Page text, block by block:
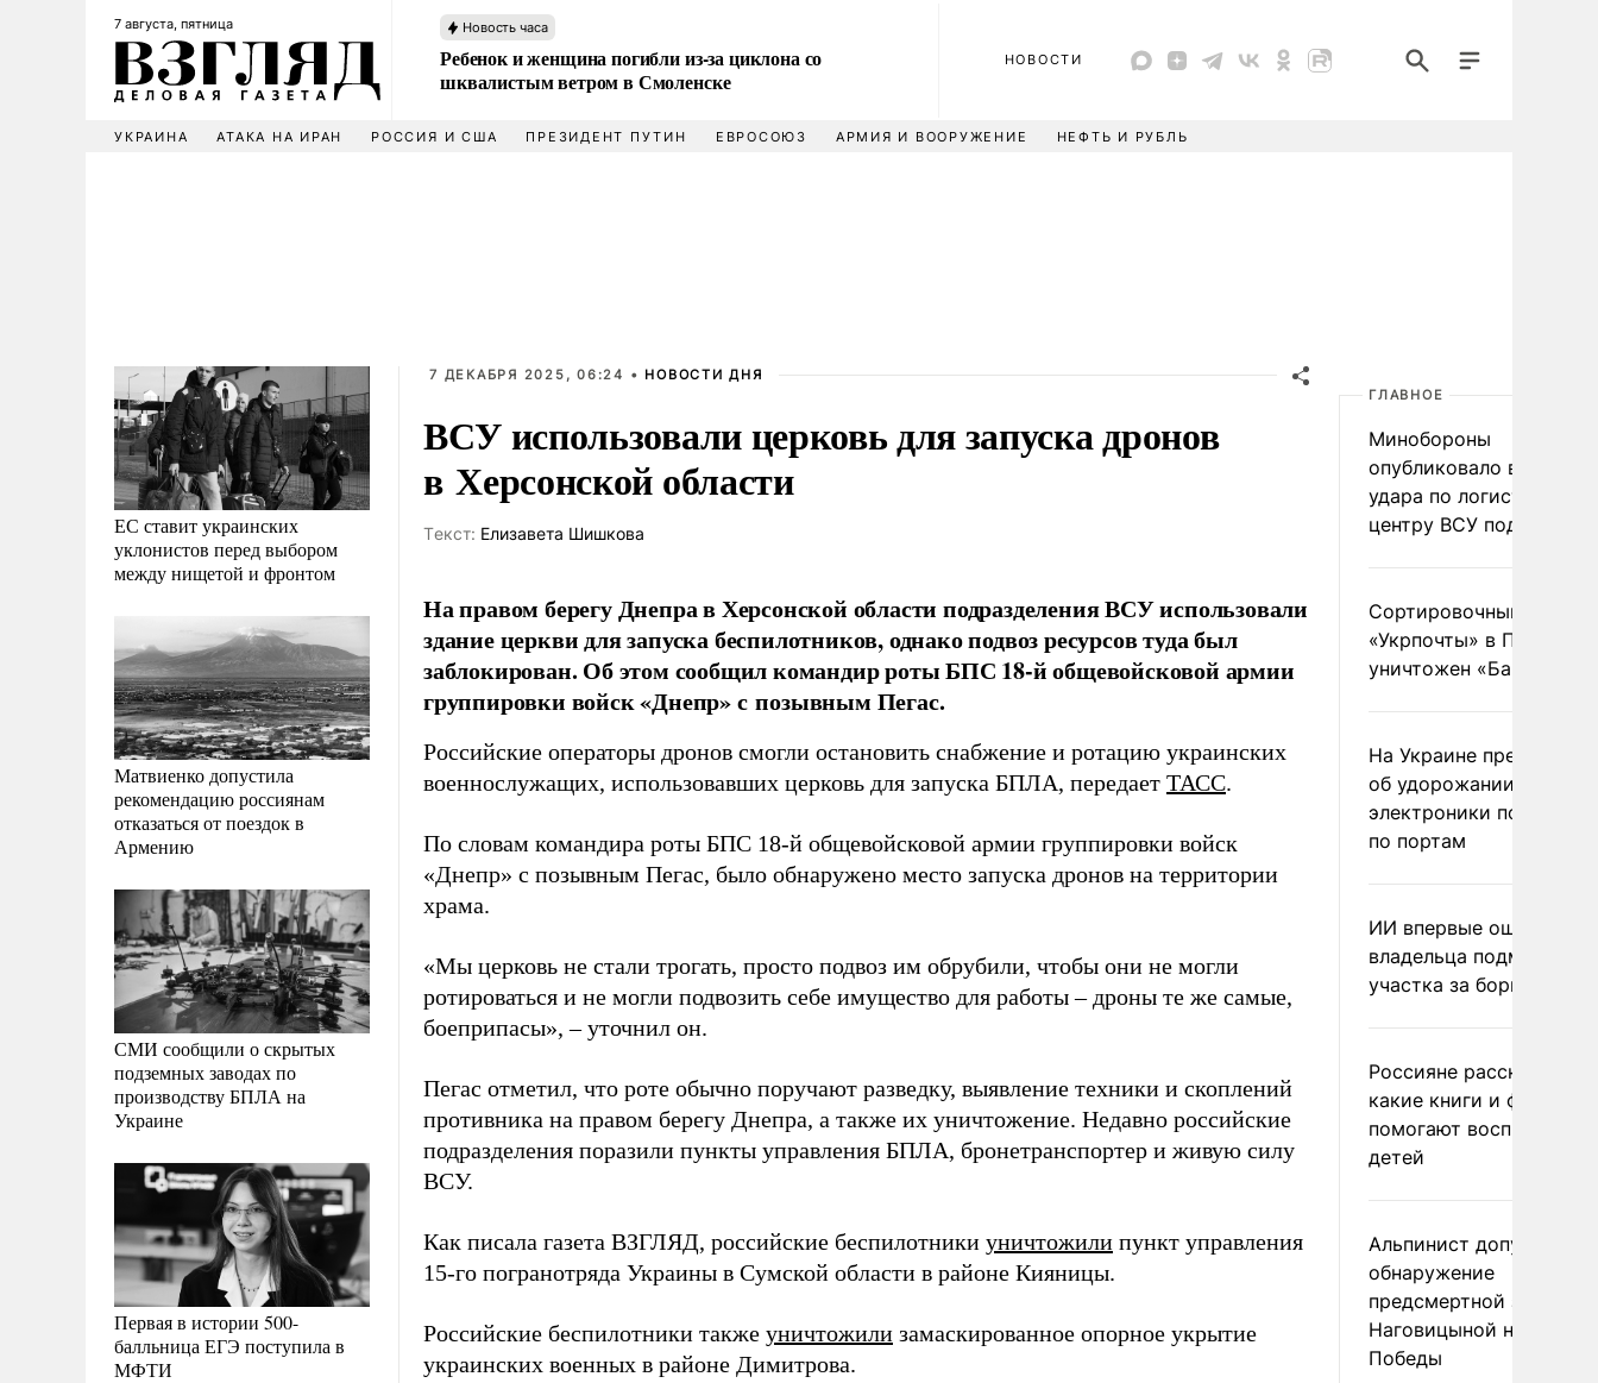
7 августа, пятница Новость часа
Ребенок и женщина погибли из-за циклона со
шквалистым ветром в Смоленске
НОВОСТИ
УКРАИНА АТАКА НА ИРАН РОССИЯ И США ПРЕЗИДЕНТ ПУТИН ЕВРОСОЮЗ АРМИЯ И ВООРУЖЕНИЕ НЕФТЬ И РУБЛЬ
ЕС ставит украинских
уклонистов перед выбором
между нищетой и фронтом
Матвиенко допустила
рекомендацию россиянам
отказаться от поездок в
Армению
СМИ сообщили о скрытых
подземных заводах по
производству БПЛА на
Украине
Первая в истории 500-
балльница ЕГЭ поступила в
МФТИ
7 ДЕКАБРЯ 2025, 06:24 • НОВОСТИ ДНЯ
ВСУ использовали церковь для запуска дронов
в Херсонской области
Tекст: Елизавета Шишкова
На правом берегу Днепра в Херсонской области подразделения ВСУ использовали
здание церкви для запуска беспилотников, однако подвоз ресурсов туда был
заблокирован. Об этом сообщил командир роты БПС 18-й общевойсковой армии
группировки войск «Днепр» с позывным Пегас.
Российские операторы дронов смогли остановить снабжение и ротацию украинских
военнослужащих, использовавших церковь для запуска БПЛА, передает ТАСС.
По словам командира роты БПС 18-й общевойсковой армии группировки войск
«Днепр» с позывным Пегас, было обнаружено место запуска дронов на территории
храма.
«Мы церковь не стали трогать, просто подвоз им обрубили, чтобы они не могли
ротироваться и не могли подвозить себе имущество для работы – дроны те же самые,
боеприпасы», – уточнил он.
Пегас отметил, что роте обычно поручают разведку, выявление техники и скоплений
противника на правом берегу Днепра, а также их уничтожение. Недавно российские
подразделения поразили пункты управления БПЛА, бронетранспортер и живую силу
ВСУ.
Как писала газета ВЗГЛЯД, российские беспилотники уничтожили пункт управления
15-го погранотряда Украины в Сумской области в районе Кияницы.
Российские беспилотники также уничтожили замаскированное опорное укрытие
украинских военных в районе Димитрова.
ГЛАВНОЕ
Минобороны
опубликовало видео
удара по
центру ВСУ под Киевом
Сортировочный пункт
«Укрпочты» в
уничтожен
На Украине
об удорожании
электроники после
по портам
ИИ впервые
владельца
участка за борщевик
Россияне рассказали,
какие книги и фильмы
помогают воспитывать
детей
Альпинист допустил
обнаружение
предсмертной записки
Наговицыной на пике
Победы